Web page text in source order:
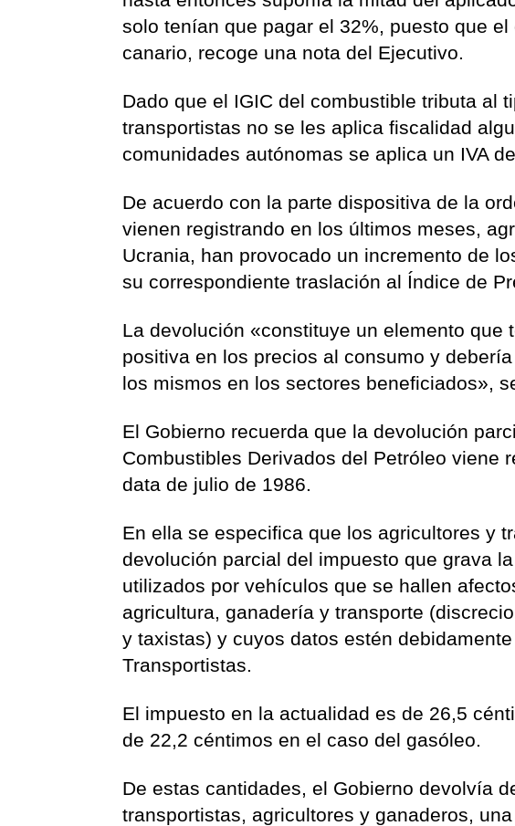
solo tenían que pagar el 32%, puesto que
canario, recoge una nota del Ejecutivo.
Dado que el IGIC del combustible tributa al
transportistas no se les aplica fiscalidad
comunidades autónomas se aplica un IVA
De acuerdo con la parte dispositiva de la
vienen registrando en los últimos meses,
Ucrania, han provocado un incremento de
su correspondiente traslación al Índice de
La devolución «constituye un elemento
positiva en los precios al consumo y
los mismos en los sectores beneficiados»,
El Gobierno recuerda que la devolución
Combustibles Derivados del Petróleo viene
data de julio de 1986.
En ella se especifica que los agricultores y
devolución parcial del impuesto que grava
utilizados por vehículos que se hallen
agricultura, ganadería y transporte
y taxistas) y cuyos datos estén
Transportistas.
El impuesto en la actualidad es de 26,5
de 22,2 céntimos en el caso del gasóleo.
De estas cantidades, el Gobierno devolvía
transportistas, agricultores y ganaderos,